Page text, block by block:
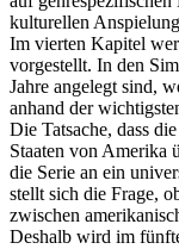
kulturellen
Im vierten Kapitel
vorgestellt. In den
Jahre angelegt sind,
anhand der
Die Tatsache, dass
Staaten von Amerika
die Serie an ein
stellt sich die Frage,
zwischen
Deshalb wird im